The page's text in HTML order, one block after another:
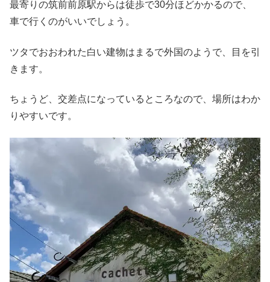
最寄りの筑前前原駅からは徒歩で30分ほどかかるので、
車で行くのがいいでしょう。
ツタでおおわれた白い建物はまるで外国のようで、目を引
きます。
ちょうど、交差点になっているところなので、場所はわか
りやすいです。